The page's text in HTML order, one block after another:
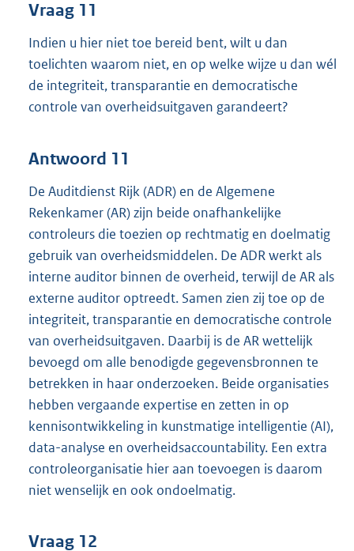
Vraag 11
Indien u hier niet toe bereid bent, wilt u dan
toelichten waarom niet, en op welke wijze u dan wél
de integriteit, transparantie en democratische
controle van overheidsuitgaven garandeert?
Antwoord 11
De Auditdienst Rijk (ADR) en de Algemene
Rekenkamer (AR) zijn beide onafhankelijke
controleurs die toezien op rechtmatig en doelmatig
gebruik van overheidsmiddelen. De ADR werkt als
interne auditor binnen de overheid, terwijl de AR als
externe auditor optreedt. Samen zien zij toe op de
integriteit, transparantie en democratische controle
van overheidsuitgaven. Daarbij is de AR wettelijk
bevoegd om alle benodigde gegevensbronnen te
betrekken in haar onderzoeken. Beide organisaties
hebben vergaande expertise en zetten in op
kennisontwikkeling in kunstmatige intelligentie (AI),
data-analyse en overheidsaccountability. Een extra
controleorganisatie hier aan toevoegen is daarom
niet wenselijk en ook ondoelmatig.
Vraag 12